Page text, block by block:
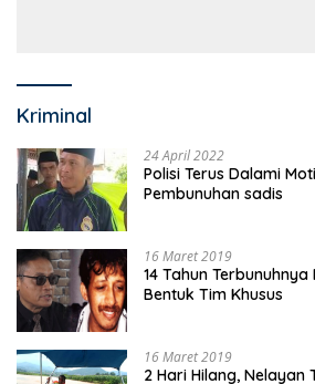
Kriminal
24 April 2022
Polisi Terus Dalami
Pembunuhan sadis
16 Maret 2019
14 Tahun
Bentuk Tim Khusus
16 Maret 2019
2 Hari Hilang, Nelayan